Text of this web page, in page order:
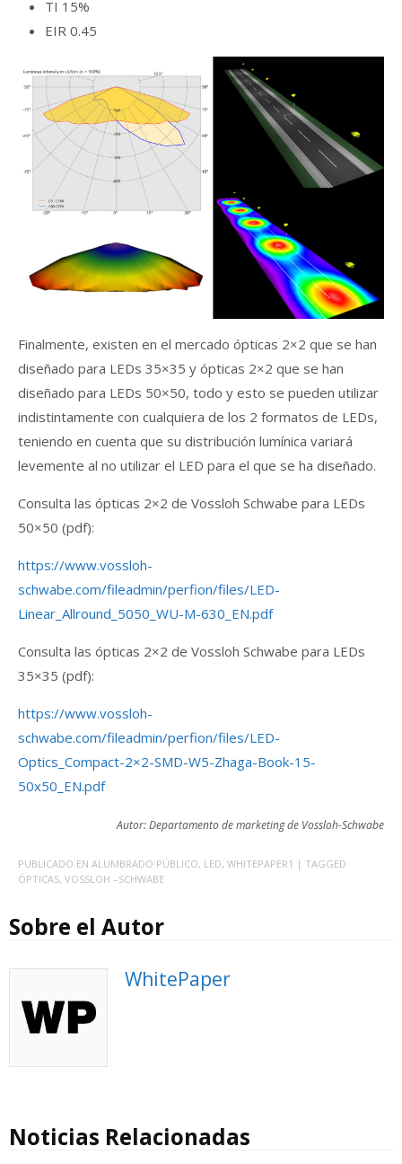
TI 15%
EIR 0.45
Finalmente, existen en el mercado ópticas 2×2 que se han
diseñado para LEDs 35×35 y ópticas 2×2 que se han
diseñado para LEDs 50×50, todo y esto se pueden utilizar
indistintamente con cualquiera de los 2 formatos de LEDs,
teniendo en cuenta que su distribución lumínica variará
levemente al no utilizar el LED para el que se ha diseñado.
Consulta las ópticas 2×2 de Vossloh Schwabe para LEDs
50×50 (pdf):
https://www.vossloh-
schwabe.com/fileadmin/perfion/files/LED-
Linear_Allround_5050_WU-M-630_EN.pdf
Consulta las ópticas 2×2 de Vossloh Schwabe para LEDs
35×35 (pdf):
https://www.vossloh-
schwabe.com/fileadmin/perfion/files/LED-
Optics_Compact-2×2-SMD-W5-Zhaga-Book-15-
50x50_EN.pdf
Autor: Departamento de marketing de Vossloh-Schwabe
PUBLICADO EN ALUMBRADO PÚBLICO, LED, WHITEPAPER1 | TAGGED
ÓPTICAS, VOSSLOH –SCHWABE
Sobre el Autor
WhitePaper
Noticias Relacionadas